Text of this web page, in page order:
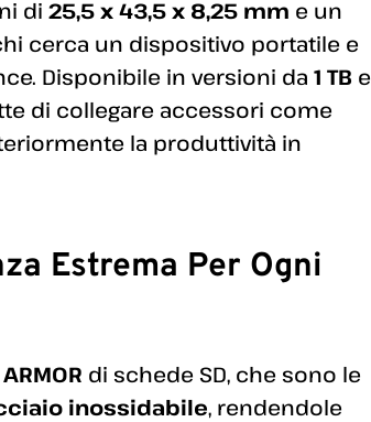
di 25,5 x 43,5 x 8,25 mm e un
cerca un dispositivo portatile e
Disponibile in versioni da 1 TB e
di collegare accessori come
la produttività in
Estrema Per Ogni
di schede SD, che sono le
inossidabile, rendendole